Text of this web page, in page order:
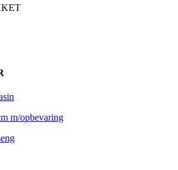
m/opbevaring